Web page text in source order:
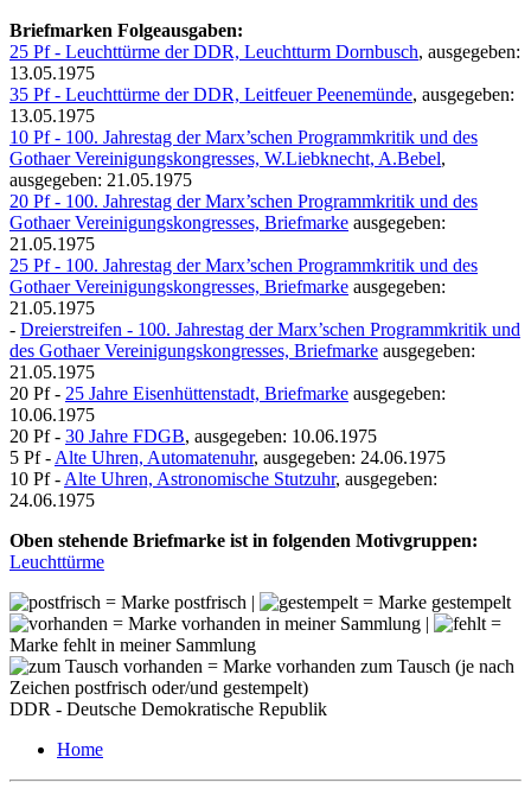
Briefmarken Folgeausgaben:
25 Pf - Leuchttürme der DDR, Leuchtturm Dornbusch, ausgegeben:
13.05.1975
35 Pf - Leuchttürme der DDR, Leitfeuer Peenemünde, ausgegeben:
13.05.1975
10 Pf - 100. Jahrestag der Marx’schen Programmkritik und des
Gothaer Vereinigungskongresses, W.Liebknecht, A.Bebel,
ausgegeben: 21.05.1975
20 Pf - 100. Jahrestag der Marx’schen Programmkritik und des
Gothaer Vereinigungskongresses, Briefmarke ausgegeben:
21.05.1975
25 Pf - 100. Jahrestag der Marx’schen Programmkritik und des
Gothaer Vereinigungskongresses, Briefmarke ausgegeben:
21.05.1975
- Dreierstreifen - 100. Jahrestag der Marx’schen Programmkritik und
des Gothaer Vereinigungskongresses, Briefmarke ausgegeben:
21.05.1975
20 Pf - 25 Jahre Eisenhüttenstadt, Briefmarke ausgegeben:
10.06.1975
20 Pf - 30 Jahre FDGB, ausgegeben: 10.06.1975
5 Pf - Alte Uhren, Automatenuhr, ausgegeben: 24.06.1975
10 Pf - Alte Uhren, Astronomische Stutzuhr, ausgegeben:
24.06.1975
Oben stehende Briefmarke ist in folgenden Motivgruppen:
Leuchttürme
= Marke postfrisch |
= Marke gestempelt
= Marke vorhanden in meiner Sammlung |
=
Marke fehlt in meiner Sammlung
= Marke vorhanden zum Tausch (je nach
Zeichen postfrisch oder/und gestempelt)
DDR - Deutsche Demokratische Republik
Home